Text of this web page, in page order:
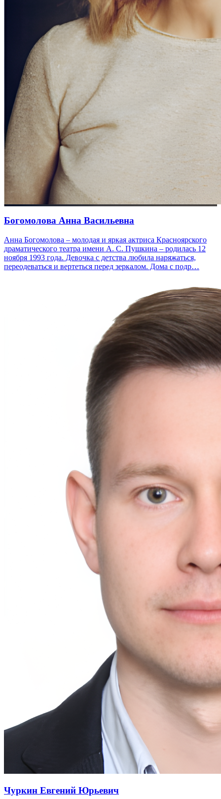
Богомолова Анна Васильевна
Анна Богомолова – молодая и яркая актриса Красноярского
драматического театра имени А. С. Пушкина – родилась 12
ноября 1993 года. Девочка с детства любила наряжаться,
переодеваться и вертеться перед зеркалом. Дома с подр…
Чуркин Евгений Юрьевич